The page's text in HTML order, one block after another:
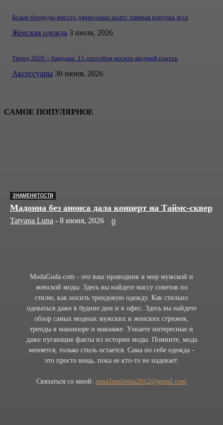
Белые бермуды вместо джинсовых шорт: главная покупка лета
Женская одежда 3 июля, 2026
Тренд 2026 – бандана: 11 способов носить модный платок
Аксессуары 30 июня, 2026
САМОЕ ПОПУЛЯРНОЕ
ЗНАМЕНИТОСТИ
Мадонна без анонса дала концерт на Таймс-сквер
Tatyana Luna - 8 июня, 2026 0
ModaGoda.com - это ваш проводник в мир мужской и
женской моды. Здесь вы найдете массу советов по
стилю, как носить трендовую одежду. Как стильно
одеваться даже в будние дни и в офис. Здесь вы найдете
обзор самых модных мужских и женских стрижек,
тренды в маникюре и макияже. Узнаете интересные и
даже пугающие факты из истории моды. Помните, мода
меняется, только стиль остается. Сама по себе одежда -
это просто вещь, пока ее кто-то не надевает.
Связаться со мной: anna1malinina2012@gmail.com